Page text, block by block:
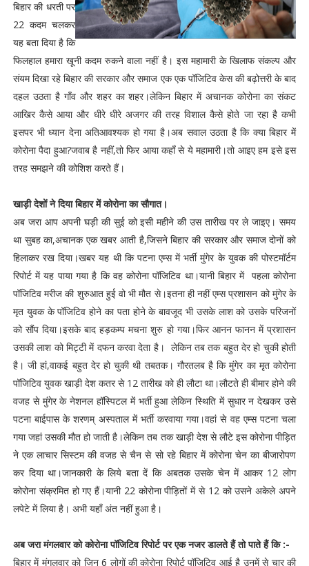
बिहार की धरती पर
22 कदम चलकर
यह बता दिया है कि
फिलहाल हमारा खूनी कदम रुकने वाला नहीं है। इस महामारी के खिलाफ संकल्प और
संयम दिखा रहे बिहार की सरकार और समाज एक एक पॉजिटिव केस की बढ़ोत्तरी के बाद
दहल उठता है गाँव और शहर का शहर।लेकिन बिहार में अचानक कोरोना का संकट
आखिर कैसे आया और धीरे धीरे अजगर की तरह विशाल कैसे होते जा रहा है कभी
इसपर भी ध्यान देना अतिआवश्यक हो गया है।अब सवाल उठता है कि क्या बिहार में
कोरोना पैदा हुआ?जवाब है नहीं,तो फिर आया कहाँ से ये महामारी।तो आइए हम इसे इस
तरह समझने की कोशिश करते हैं।
खाड़ी देशों ने दिया बिहार में कोरोना का सौगात।
अब जरा आप अपनी घड़ी की सुई को इसी महीने की उस तारीख पर ले जाइए। समय
था सुबह का,अचानक एक खबर आती है,जिसने बिहार की सरकार और समाज दोनों को
हिलाकर रख दिया।खबर यह थी कि पटना एम्स में भर्ती मुंगेर के युवक की पोस्टमॉर्टम
रिपोर्ट में यह पाया गया है कि वह कोरोना पॉजिटिव था।यानी बिहार में पहला कोरोना
पॉजिटिव मरीज की शुरुआत हुई वो भी मौत से।इतना ही नहीं एम्स प्रशासन को मुंगेर के
मृत युवक के पॉजिटिव होने का पता होने के बावजूद भी उसके लाश को उसके परिजनों
को सौंप दिया।इसके बाद हड़कम्प मचना शुरु हो गया।फिर आनन फानन में प्रशासन
उसकी लाश को मिट्टी में दफन करवा देता है। लेकिन तब तक बहुत देर हो चुकी होती
है। जी हां,वाकई बहुत देर हो चुकी थी तबतक। गौरतलब है कि मुंगेर का मृत कोरोना
पॉजिटिव युवक खाड़ी देश कतर से 12 तारीख को ही लौटा था।लौटते ही बीमार होने की
वजह से मुंगेर के नेशनल हॉस्पिटल में भर्ती हुआ लेकिन स्थिति में सुधार न देखकर उसे
पटना बाईपास के शरणम् अस्पताल में भर्ती करवाया गया।वहां से वह एम्स पटना चला
गया जहां उसकी मौत हो जाती है।लेकिन तब तक खाड़ी देश से लौटे इस कोरोना पीड़ित
ने एक लाचार सिस्टम की वजह से चैन से सो रहे बिहार में कोरोना चेन का बीजारोपण
कर दिया था।जानकारी के लिये बता दें कि अबतक उसके चेन में आकर 12 लोग
कोरोना संक्रमित हो गए हैं।यानी 22 कोरोना पीड़ितों में से 12 को उसने अकेले अपने
लपेटे में लिया है। अभी यहाँ अंत नहीं हुआ है।
अब जरा मंगलवार को कोरोना पॉजिटिव रिपोर्ट पर एक नजर डालते हैं तो पाते हैं कि :-
बिहार में मंगलवार को जिन 6 लोगों की कोरोना रिपोर्ट पॉजिटिव आई है उनमें से चार की